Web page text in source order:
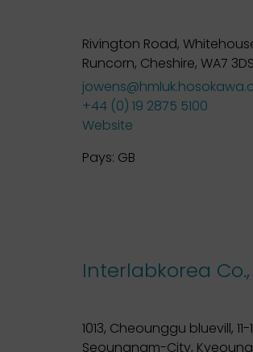
Rivington Road,
Runcorn, Cheshire, WA7
+44 (0) 19 2875 5100
Website
Pays: GB
Interlabkorea
1013, Cheounggu bluevill,
Seoungnam-City,